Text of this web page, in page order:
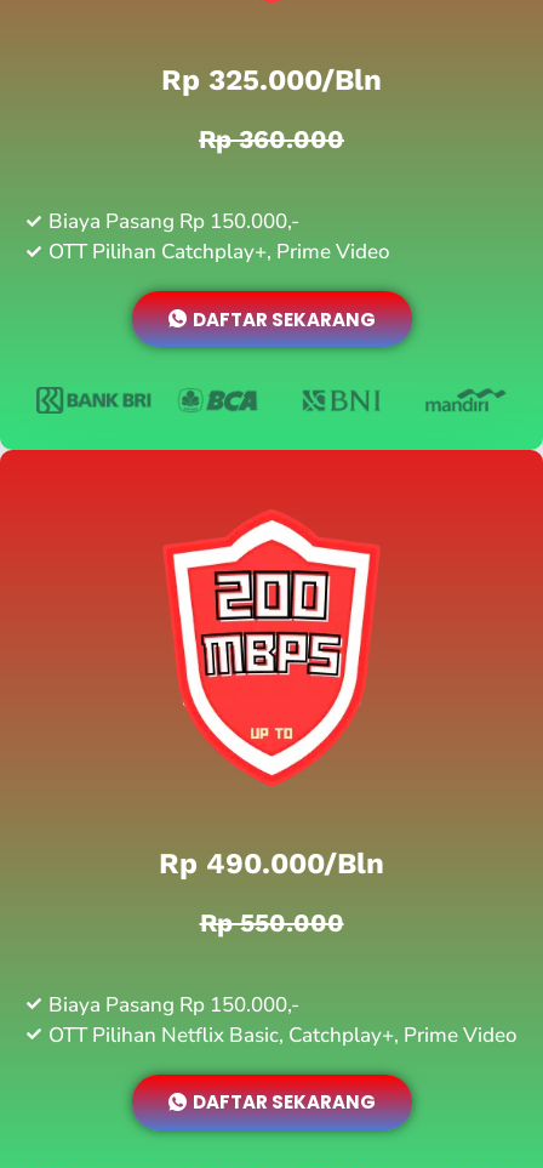
Rp 325.000/bln
Rp 360.000
Biaya Pasang Rp 150.000,-
OTT Pilihan Catchplay+, Prime Video
DAFTAR SEKARANG
Rp 490.000/bln
Rp 550.000
Biaya Pasang Rp 150.000,-
OTT Pilihan Netflix Basic, Catchplay+, Prime Video
DAFTAR SEKARANG